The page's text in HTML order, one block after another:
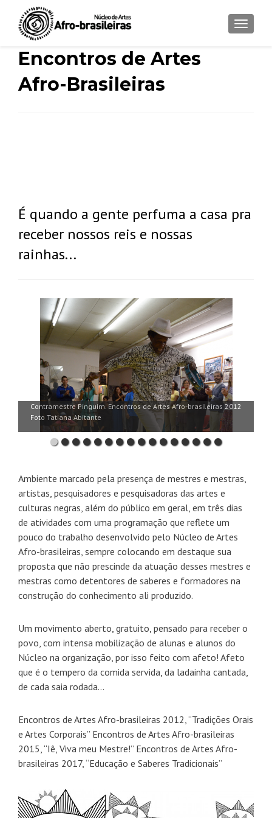
Encontros de Artes
Afro-Brasileiras
É quando a gente perfuma a casa pra
receber nossos reis e nossas
rainhas...
Contramestre Pinguim. Encontros de Artes Afro-brasileiras 2012
Foto Tatiana Abitante
Dança de abertura do evento. Encontros de Artes Afro-
brasileiras 2015. Foto Clarice Marcon
Ambiente marcado pela presença de mestres e mestras,
artistas, pesquisadores e pesquisadoras das artes e
culturas negras, além do público em geral, em três dias
de atividades com uma programação que reflete um
pouco do trabalho desenvolvido pelo Núcleo de Artes
Afro-brasileiras, sempre colocando em destaque sua
proposta que não prescinde da atuação desses mestres e
mestras como detentores de saberes e formadores na
construção do conhecimento ali produzido.
Um movimento aberto, gratuito, pensado para receber o
povo, com intensa mobilização de alunas e alunos do
Núcleo na organização, por isso feito com afeto! Afeto
que é o tempero da comida servida, da ladainha cantada,
de cada saia rodada...
Encontros de Artes Afro-brasileiras 2012, “Tradições Orais
e Artes Corporais” Encontros de Artes Afro-brasileiras
2015, “Iê, Viva meu Mestre!” Encontros de Artes Afro-
brasileiras 2017, “Educação e Saberes Tradicionais”